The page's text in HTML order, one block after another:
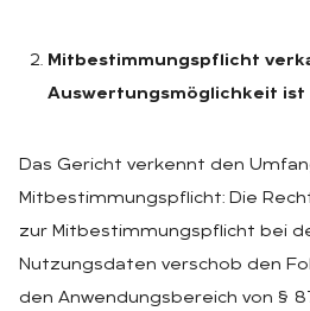
Mitbestimmungspflicht
Auswertungsmöglichkeit ist
Das Gericht verkennt den
Mitbestimmungspflicht: Die
zur Mitbestimmungspflicht bei
Nutzungsdaten verschob den
den Anwendungsbereich von §